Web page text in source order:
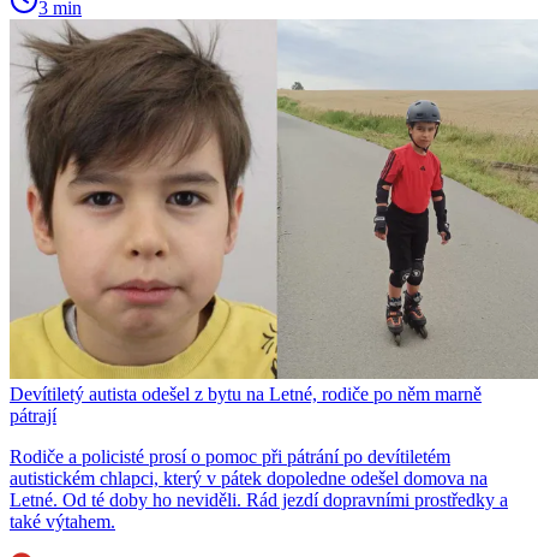
3 min
Devítiletý autista odešel z bytu na Letné, rodiče po něm marně
pátrají
Rodiče a policisté prosí o pomoc při pátrání po devítiletém
autistickém chlapci, který v pátek dopoledne odešel domova na
Letné. Od té doby ho neviděli. Rád jezdí dopravními prostředky a
také výtahem.